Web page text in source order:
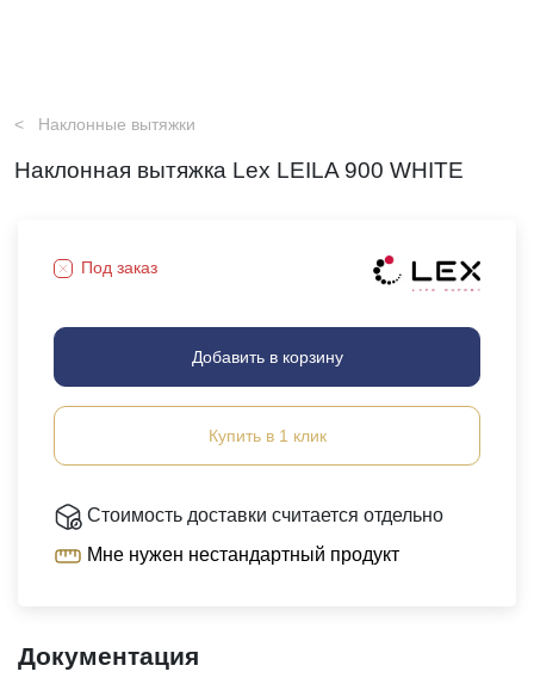
Наклонные вытяжки
Наклонная вытяжка Lex LEILA 900 WHITE
Документация
Под заказ
Добавить в корзину
Купить в 1 клик
Стоимость доставки считается отдельно
Мне нужен нестандартный продукт